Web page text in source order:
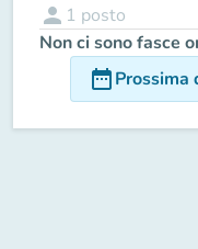
person 1 posto
Non ci sono fasce
date_rangeProssima